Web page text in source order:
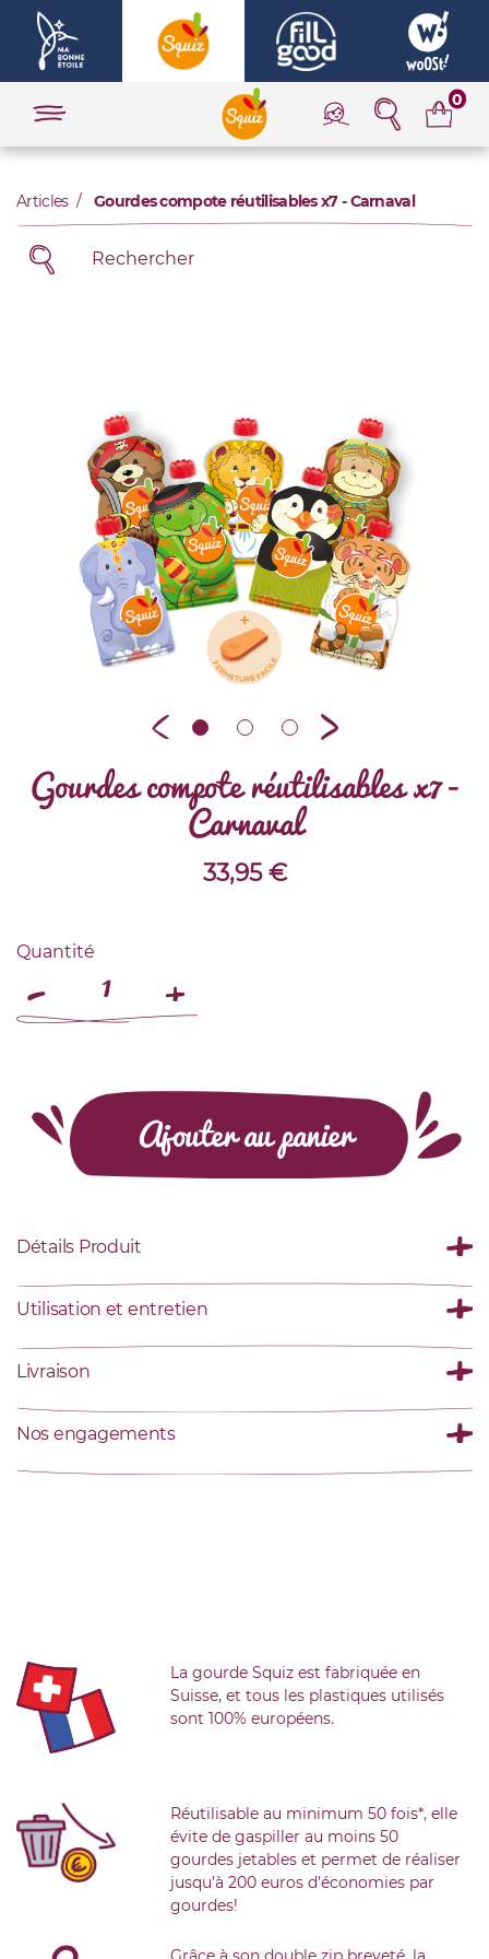
0
Articles Gourdes compote réutilisables x7 - Carnaval
Gourdes compote réutilisables x7 -
Carnaval
33,95€
Quantité
Ajouter au panier
Détails Produit
Utilisation et entretien
Livraison
Nos engagements
La gourde Squiz est fabriquée en
Suisse, et tous les plastiques utilisés
sont 100% européens.
Réutilisable au minimum 50 fois*, elle
évite de gaspiller au moins 50
gourdes jetables et permet de réaliser
jusqu’à 200 euros d’économies par
gourdes!